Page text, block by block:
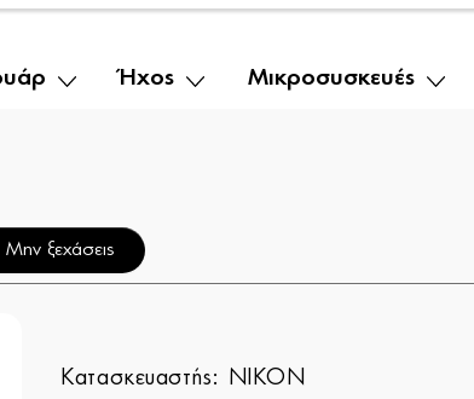
Ήχος Μικροσυσκευές
Μην ξεχάσεις
Κατασκευαστής: NIKON